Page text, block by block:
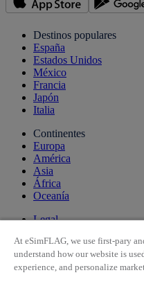
Destinos populares
España
Estados Unidos
México
Francia
Japón
Italia
Continentes
Europa
América
Asia
África
Oceanía
Legal
Política de privacidad
Condiciones generales
Política de cookies
At eSimFLAG, we use first-pary
understand how our website is
experience, and personalize